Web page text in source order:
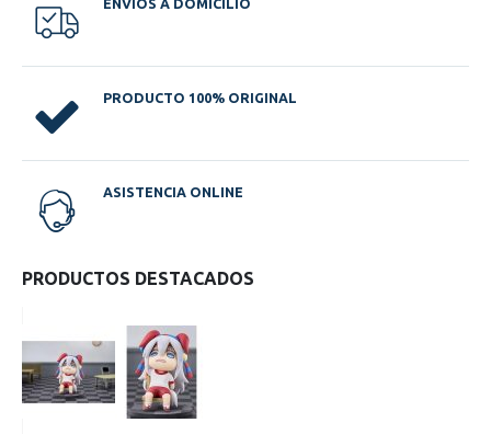
ENVÍOS A DOMICILIO
PRODUCTO 100% ORIGINAL
ASISTENCIA ONLINE
PRODUCTOS DESTACADOS